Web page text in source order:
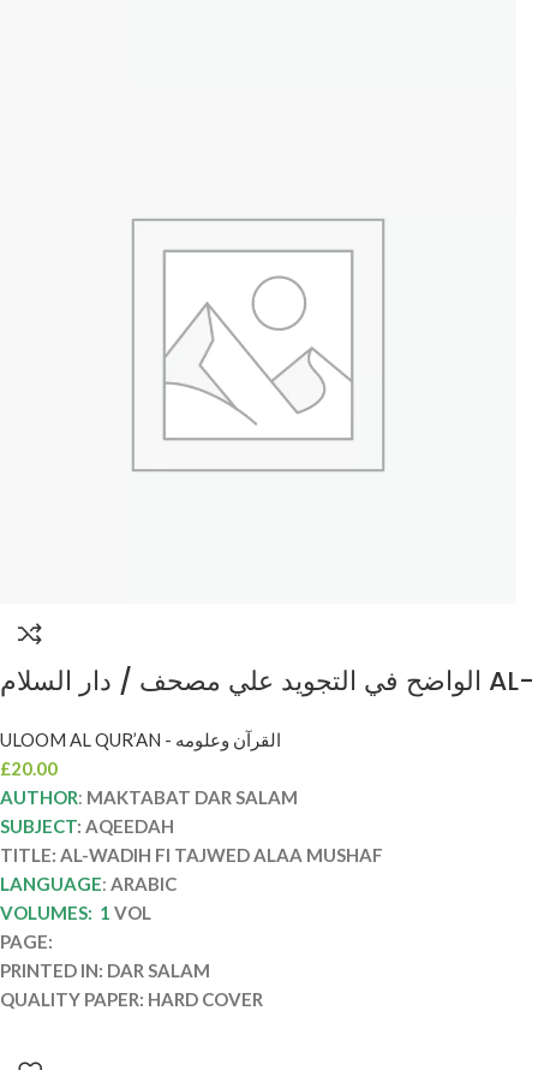
الواضح في التجويد علي مصحف / دار السلام AL-
ULOOM AL QUR’AN - القرآن وعلومه
£20.00
AUTHOR: MAKTABAT DAR SALAM
SUBJECT: AQEEDAH
TITLE: AL-WADIH FI TAJWED ALAA MUSHAF
LANGUAGE: ARABIC
VOLUMES: 1 VOL
PAGE:
PRINTED IN: DAR SALAM
QUALITY PAPER: HARD COVER